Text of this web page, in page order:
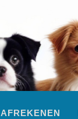
AFREKENEN